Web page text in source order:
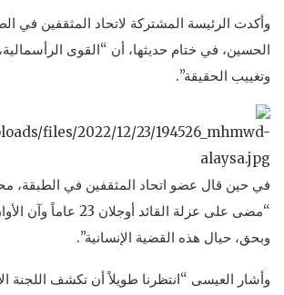
وأكدت الرئيسة المشتركة لاتحاد المثقفين في
الحسين، في ختام حديثها، أن “القوى
وتغييب الحقيقة”.
في حين قال عضو اتحاد المثقفين في الطبقة،
“مضى على عزلة القائد
وبحق، حيال هذه القضية الإنسانية”.
وأشار العيسى “انتظرنا طويلاً أن تكشف اللجنة